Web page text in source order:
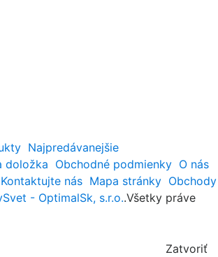
Najpredávanejšie
doložka Obchodné podmienky O nás
Kontaktujte nás Mapa stránky Obchody
- OptimalSk, s.r.o..Všetky práve
Zatvoriť